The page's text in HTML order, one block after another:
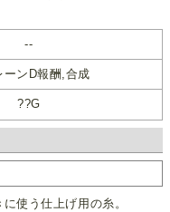
--
ーンD報酬,合成
??G
使う仕上げ用の糸。